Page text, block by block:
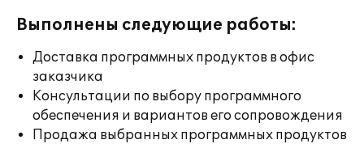
Выполнены следующие работы:
Доставка программных продуктов в офис
заказчика
Консультации по выбору программного
обеспечения и вариантов его сопровождения
Продажа выбранных программных продуктов